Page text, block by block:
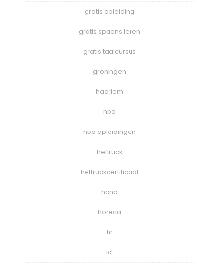
gratis opleiding
gratis spaans leren
gratis taalcursus
groningen
haarlem
hbo
hbo opleidingen
heftruck
heftruckcertificaat
hond
horeca
hr
ict